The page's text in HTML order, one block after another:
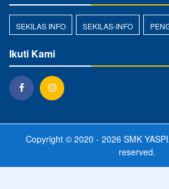
SEKILAS INFO SEKILAS-INFO
Ikuti Kami
Copyright © 2020 - 2026 SMK
reserved.